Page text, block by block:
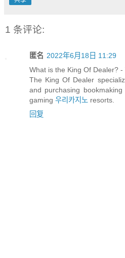
1 条评论:
匿名 2022年6月18日 11:29
What is the King Of Dealer?
The King Of Dealer
and purchasing
gaming 우리카지노 resorts.
回复